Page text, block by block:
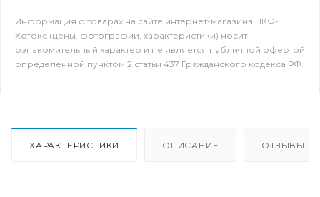
Информация о товарах на сайте интернет-магазина ПКФ-
Хотокс (цены, фотографии, характеристики) носит
ознакомительный характер и не является публичной офертой
определенной пунктом 2 статьи 437 Гражданского кодекса РФ.
ХАРАКТЕРИСТИКИ ОПИСАНИЕ ОТЗЫВЫ